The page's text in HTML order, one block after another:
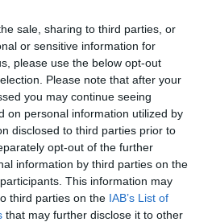
sale, sharing to third parties, or
or sensitive information for
please use the below opt-out
Please note that after your
you may continue seeing
on personal information utilized by
disclosed to third parties prior to
opt-out of the further
information by third parties on the
This information may
third parties on the IAB’s List of
that may further disclose it to other
Ζαβανδριώτες με τη βούλα.
οι καταγγελίες του κυρίου
όχι; Γιατί δεν δημοσιοποιείτε τις